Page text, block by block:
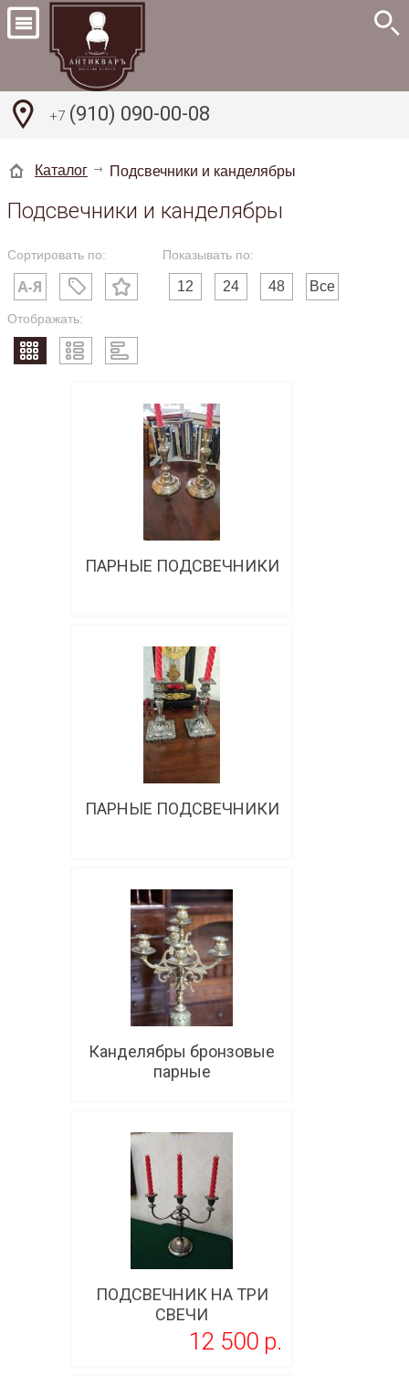
+7 (910) 090-00-08
Каталог Подсвечники и канделябры
Подсвечники и канделябры
Сортировать по: Показывать по:
12 24 48 Все
Отображать:
ПАРНЫЕ ПОДСВЕЧНИКИ
ПАРНЫЕ ПОДСВЕЧНИКИ
Канделябры бронзовые
парные
ПОДСВЕЧНИК НА ТРИ
СВЕЧИ
12 500 p.